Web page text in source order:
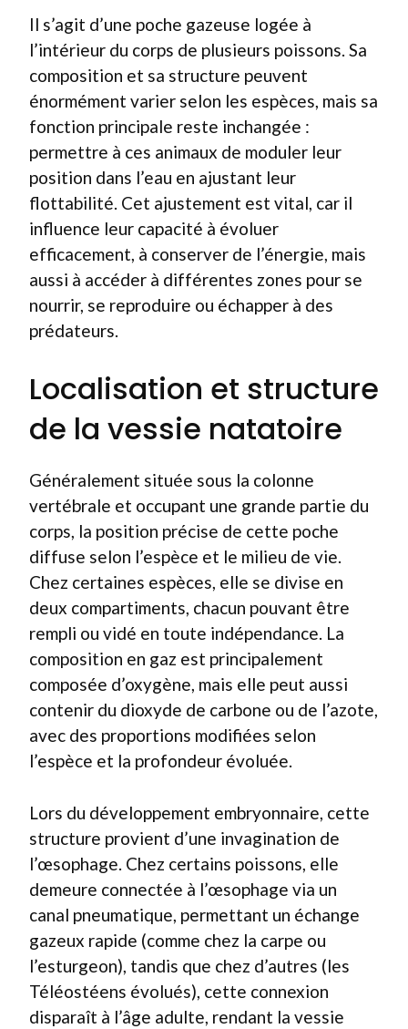
Il s’agit d’une poche gazeuse logée à
l’intérieur du corps de plusieurs poissons. Sa
composition et sa structure peuvent
énormément varier selon les espèces, mais sa
fonction principale reste inchangée :
permettre à ces animaux de moduler leur
position dans l’eau en ajustant leur
flottabilité. Cet ajustement est vital, car il
influence leur capacité à évoluer
efficacement, à conserver de l’énergie, mais
aussi à accéder à différentes zones pour se
nourrir, se reproduire ou échapper à des
prédateurs.
Localisation et structure
de la vessie natatoire
Généralement située sous la colonne
vertébrale et occupant une grande partie du
corps, la position précise de cette poche
diffuse selon l’espèce et le milieu de vie.
Chez certaines espèces, elle se divise en
deux compartiments, chacun pouvant être
rempli ou vidé en toute indépendance. La
composition en gaz est principalement
composée d’oxygène, mais elle peut aussi
contenir du dioxyde de carbone ou de l’azote,
avec des proportions modifiées selon
l’espèce et la profondeur évoluée.
Lors du développement embryonnaire, cette
structure provient d’une invagination de
l’œsophage. Chez certains poissons, elle
demeure connectée à l’œsophage via un
canal pneumatique, permettant un échange
gazeux rapide (comme chez la carpe ou
l’esturgeon), tandis que chez d’autres (les
Téléostéens évolués), cette connexion
disparaît à l’âge adulte, rendant la vessie